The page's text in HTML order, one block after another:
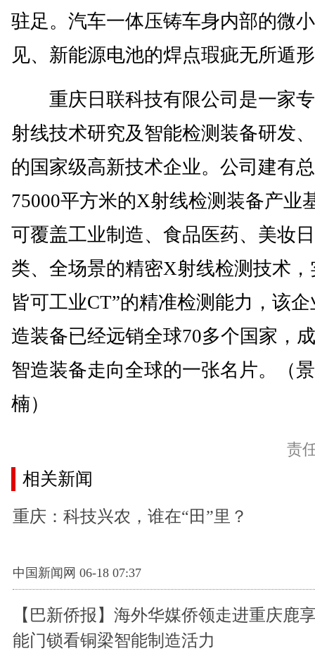
驻足。汽车一体压铸车身内部的微
见、新能源电池的焊点瑕疵无所
重庆日联科技有限公司是一家
射线技术研究及智能检测装备研发
的国家级高新技术企业。公司建有
75000平方米的X射线检测装备产业
可覆盖工业制造、食品医药、美妆
类、全场景的精密X射线检测技术，
皆可工业CT”的精准检测能力，该
造装备已经远销全球70多个国家，
智造装备走向全球的一张名片。（
楠）
责
相关新闻
重庆：科技兴农，谁在“田”里？
中国新闻网 06-18 07:37
【巴新侨报】海外华媒侨领走进重庆鹿
能门锁看铜梁智能制造活力